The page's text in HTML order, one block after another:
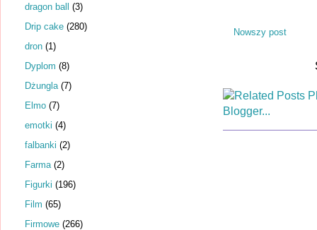
Nowszy post
dragon ball (3)
Drip cake (280)
dron (1)
Dyplom (8)
Dżungla (7)
Elmo (7)
emotki (4)
falbanki (2)
Farma (2)
Figurki (196)
Film (65)
Firmowe (266)